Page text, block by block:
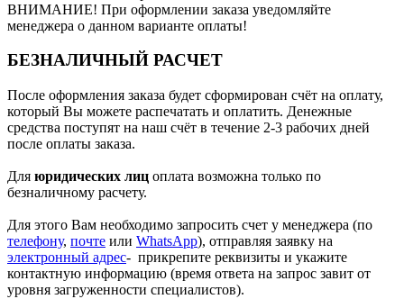
ВНИМАНИЕ! При оформлении заказа уведомляйте
менеджера о данном варианте оплаты!
БЕЗНАЛИЧНЫЙ РАСЧЕТ
После оформления заказа будет сформирован счёт на оплату,
который Вы можете распечатать и оплатить. Денежные
средства поступят на наш счёт в течение 2-3 рабочих дней
после оплаты заказа.
Для юридических лиц оплата возможна только по
безналичному расчету.
Для этого Вам необходимо запросить счет у менеджера (по
телефону, почте или WhatsApp), отправляя заявку на
электронный адрес- прикрепите реквизиты и укажите
контактную информацию (время ответа на запрос завит от
уровня загруженности специалистов).